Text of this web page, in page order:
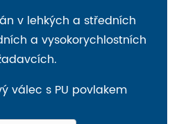
v lehkých a středních
a vysokorychlostních
válec s PU povlakem